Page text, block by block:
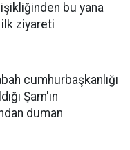
bu yana
ilk ziyareti
cumhurbaşkanlığı
Şam'ın
duman